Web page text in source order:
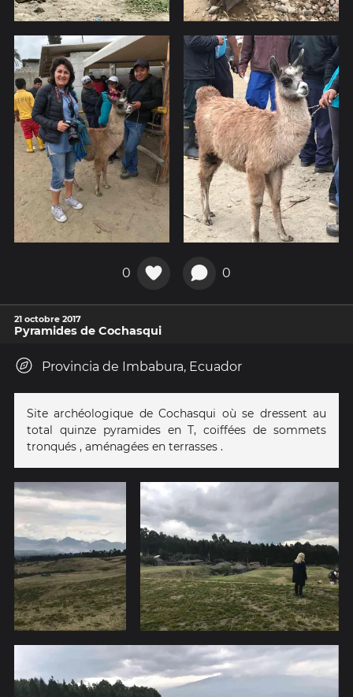
0 0
21 octobre 2017
Pyramides de Cochasqui
Provincia de Imbabura, Ecuador
Site archéologique de Cochasqui où se dressent au
total quinze pyramides en T, coiffées de sommets
tronqués , aménagées en terrasses .